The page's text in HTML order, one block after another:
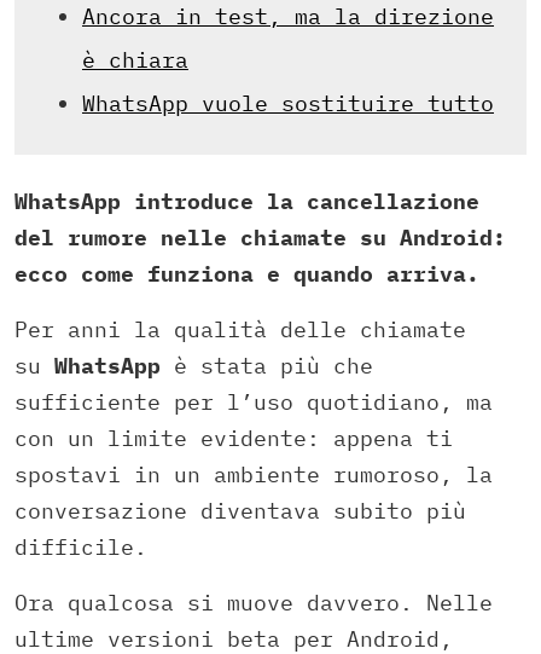
Ancora in test, ma la direzione
è chiara
WhatsApp vuole sostituire tutto
WhatsApp introduce la cancellazione
del rumore nelle chiamate su Android:
ecco come funziona e quando arriva.
Per anni la qualità delle chiamate
su WhatsApp è stata più che
sufficiente per l’uso quotidiano, ma
con un limite evidente: appena ti
spostavi in un ambiente rumoroso, la
conversazione diventava subito più
difficile.
Ora qualcosa si muove davvero. Nelle
ultime versioni beta per Android,